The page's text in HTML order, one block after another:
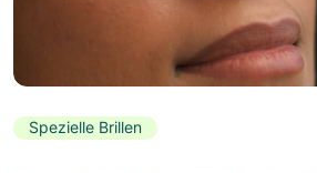
Spezielle Brillen